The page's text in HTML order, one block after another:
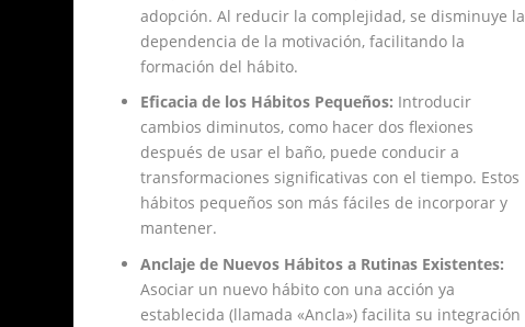
adopción. Al reducir la complejidad, se disminuye la
dependencia de la motivación, facilitando la
formación del hábito.
Eficacia de los Hábitos Pequeños: Introducir
cambios diminutos, como hacer dos flexiones
después de usar el baño, puede conducir a
transformaciones significativas con el tiempo. Estos
hábitos pequeños son más fáciles de incorporar y
mantener.
Anclaje de Nuevos Hábitos a Rutinas Existentes:
Asociar un nuevo hábito con una acción ya
establecida (llamada «Ancla») facilita su integración